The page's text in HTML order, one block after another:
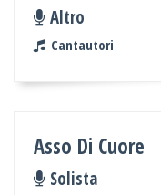
Altro
Cantautori
Asso Di Cuore
Solista